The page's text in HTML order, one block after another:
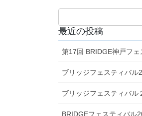
最近の投稿
第17回 BRIDGE神戸フ
ブリッジフェスティバル
ブリッジフェスティバル
BRIDGEフェスティバル